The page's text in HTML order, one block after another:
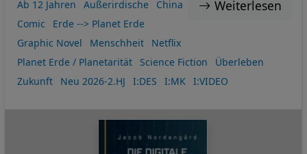
Weiterlesen
Ab 12 Jahren Außerirdische
China
Comic
Erde --> Planet Erde
Graphic Novel
Menschheit
Netflix
Planet Erde / Planetarität
Science Fiction
Überleben
Zukunft
Neu 2026-2.HJ I:DES I:MK I:VIDEO